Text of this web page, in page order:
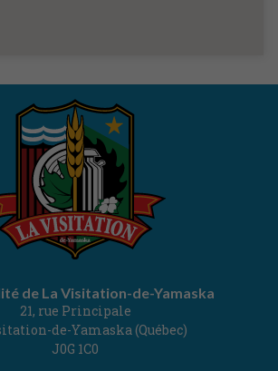
de La Visitation-de-Yamaska
21, rue Principale
de-Yamaska (Québec)
J0G 1C0